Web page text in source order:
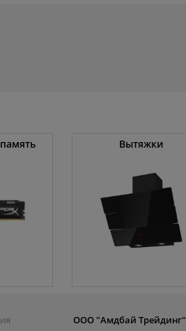
Вытяжки
ООО "Амдбай Трейдинг"